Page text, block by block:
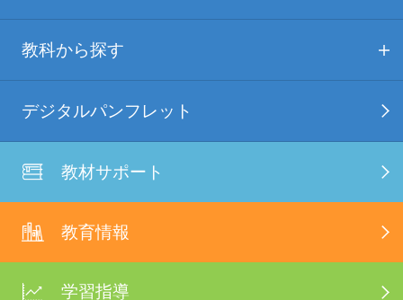
教科から探す
デジタルパンフレット
教材サポート
教育情報
学習指導